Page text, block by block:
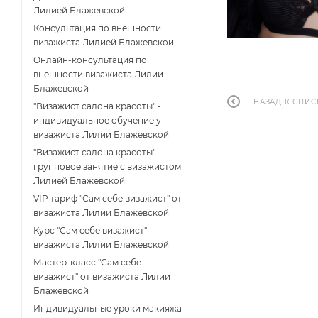
НАЗАД К
Лилией Блажевской
Консультация по внешности
визажиста Лилией Блажевской
Онлайн-консультация по
внешности визажиста Лилии
Блажевской
"Визажист салона красоты" -
индивидуальное обучение у
визажиста Лилии Блажевской
"Визажист салона красоты" -
групповое занятие с визажистом
Лилией Блажевской
VIP тариф "Сам себе визажист" от
визажиста Лилии Блажевской
Курс "Сам себе визажист"
визажиста Лилии Блажевской
Мастер-класс "Сам себе
визажист" от визажиста Лилии
Блажевской
Индивидуальные уроки макияжа